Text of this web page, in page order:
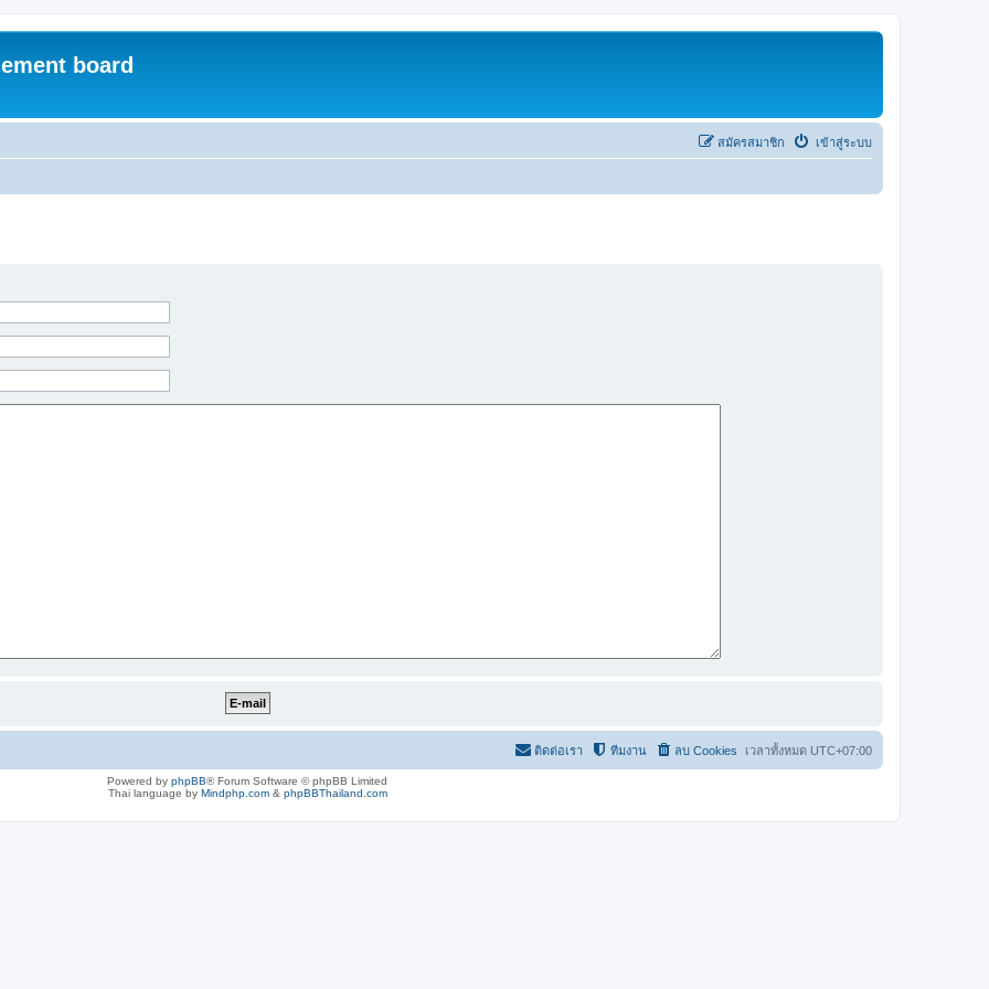
board
เข้าสู่ระบบ
สมัครสมาชิก
เวลาทั้งหมด UTC+07:00
ลบ Cookies
ทีมงาน
ติดต่อเรา
Powered by phpBB® Forum Software © phpBB Limited
Thai language by Mindphp.com& phpBBThailand.com